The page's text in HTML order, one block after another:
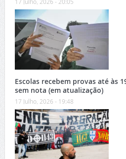
Escolas recebem provas até às
sem nota (em atualização)
17 Julho, 2026 - 19:48